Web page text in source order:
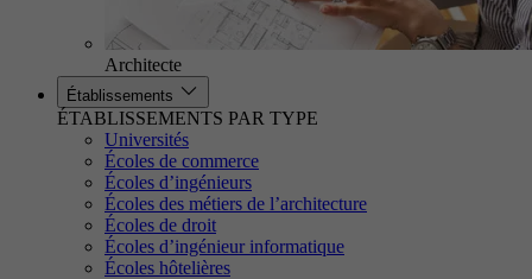
Architecte
Établissements
ÉTABLISSEMENTS PAR TYPE
Universités
Écoles de commerce
Écoles d’ingénieurs
Écoles des métiers de l’architecture
Écoles de droit
Écoles d’ingénieur informatique
Écoles hôtelières